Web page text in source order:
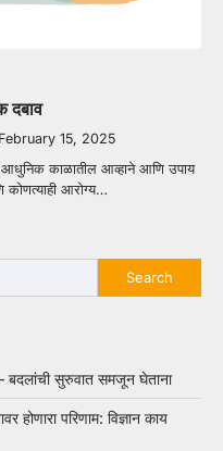
दबाव
February 15, 2025
काळातील आव्हाने आणि उपाय
कोणत्याही आरोग्य…
Search
बदलांची सुरुवात समजून घेताना
होणारा परिणाम: विज्ञान काय